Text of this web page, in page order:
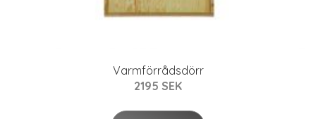
Varmförrådsdörr
2195 SEK